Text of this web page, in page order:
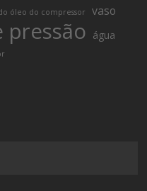
óleo do compressor
vaso
pressão água